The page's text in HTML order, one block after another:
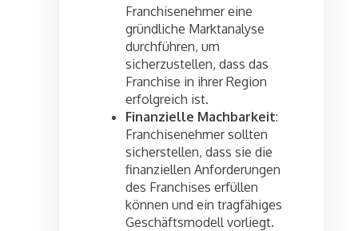
Franchisenehmer eine
gründliche Marktanalyse
durchführen, um
sicherzustellen, dass das
Franchise in ihrer Region
erfolgreich ist.
Finanzielle Machbarkeit:
Franchisenehmer sollten
sicherstellen, dass sie die
finanziellen Anforderungen
des Franchises erfüllen
können und ein tragfähiges
Geschäftsmodell vorliegt.